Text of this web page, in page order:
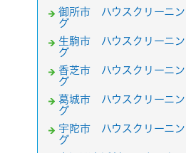
御所市 ハウスクリーニン
グ
生駒市 ハウスクリーニン
グ
香芝市 ハウスクリーニン
グ
葛城市 ハウスクリーニン
グ
宇陀市 ハウスクリーニン
グ